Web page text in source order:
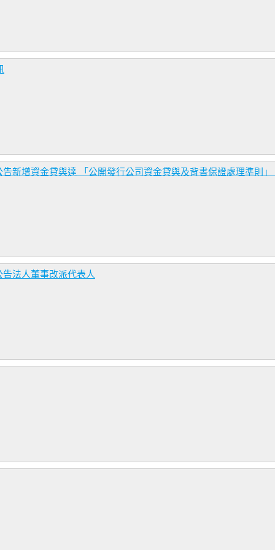
新增資金貸與達 「公開發行公司資金貸與及背書保證處理準則」
法人董事改派代表人